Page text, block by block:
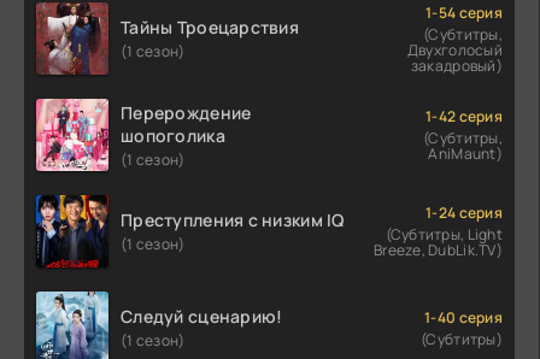
Тайны Троецарствия
(1 сезон)
1-54 серия
(Субтитры,
Двухголосый
закадровый)
Перерождение
шопоголика
(1 сезон)
1-42 серия
(Субтитры,
AniMaunt)
Преступления с низким IQ
(1 сезон)
1-24 серия
(Субтитры, Light
Breeze, DubLik.TV)
Следуй сценарию!
(1 сезон)
1-40 серия
(Субтитры)